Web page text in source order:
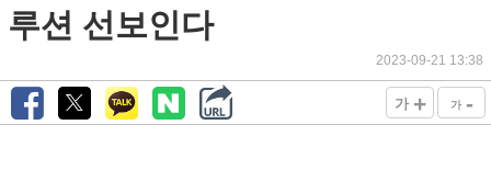
루션 선보인다
2023-09-21 13:38
가 + 가 -